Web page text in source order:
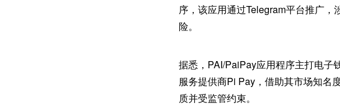
序，该应用通过Telegram平台推广
险。
据悉，PAI/PaiPay应用程序主打电子
服务提供商Pi Pay，借助其市场知名
质并受监管约束。